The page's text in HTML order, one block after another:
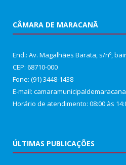
CÂMARA DE MARACANÃ
End.: Av. Magalhães Barata, s/nº,
CEP: 68710-000
Fone: (91) 3448-1438
E-mail:
Horário de atendimento: 08:00 às
ÚLTIMAS PUBLICAÇÕES